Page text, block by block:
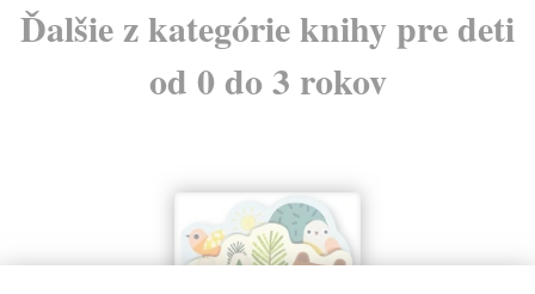
Ďalšie z kategórie knihy pre deti
od 0 do 3 rokov